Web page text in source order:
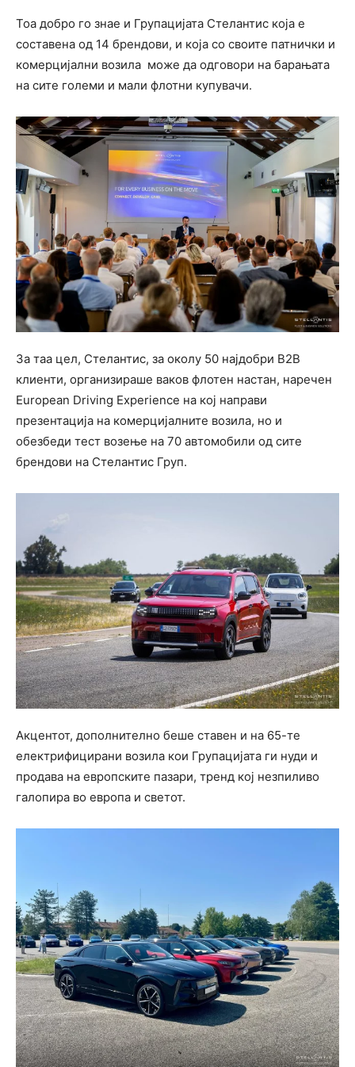
Тоа добро го знае и Групацијата Стелантис која е
составена од 14 брендови, и која со своите патнички и
комерцијални возила може да одговори на барањата
на сите големи и мали флотни купувачи.
За таа цел, Стелантис, за околу 50 најдобри B2B
клиенти, организираше ваков флотен настан, наречен
European Driving Experience на кој направи
презентација на комерцијалните возила, но и
обезбеди тест возење на 70 автомобили од сите
брендови на Стелантис Груп.
Акцентот, дополнително беше ставен и на 65-те
електрифицирани возила кои Групацијата ги нуди и
продава на европските пазари, тренд кој незпиливо
галопира во европа и светот.